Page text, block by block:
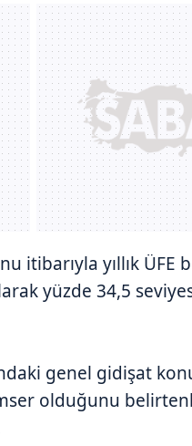
itibarıyla yıllık ÜFE
yüzde 34,5
genel gidişat
olduğunu